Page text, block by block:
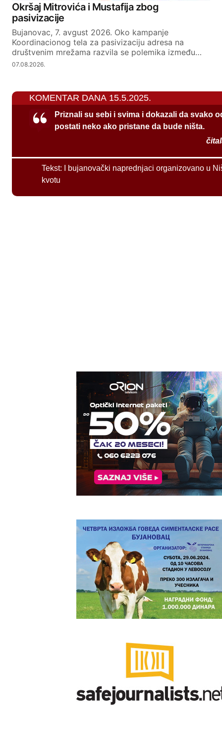
Okršaj Mitrovića i Mustafija zbog
pasivizacije
Bujanovac, 7. avgust 2026. Oko kampanje
Koordinacionog tela za pasivizaciju adresa na
društvenim mrežama razvila se polemika između…
07.08.2026.
KOMENTAR DANA 15.5.2025.
Priznali su sebi i svima i dokazali da svako
postati neko ako pristane da bude ništa.
Tekst:
I bujanovački naprednjaci organizovano u
kvotu